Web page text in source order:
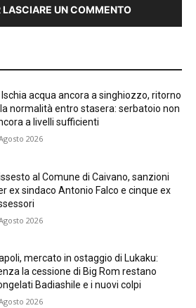
LASCIARE UN COMMENTO
Ischia acqua ancora a singhiozzo, ritorno
normalità entro stasera: serbatoio non
a livelli sufficienti
2026
al Comune di Caivano, sanzioni
ex sindaco Antonio Falco e cinque ex
2026
mercato in ostaggio di Lukaku:
la cessione di Big Rom restano
Badiashile e i nuovi colpi
2026